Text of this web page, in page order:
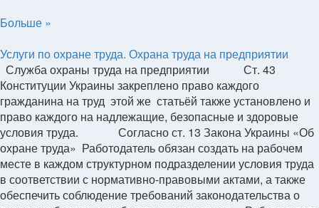
Больше »
Услуги по охране труда. Охрана труда на предприятии
Служба охраны труда на предприятии Ст. 43
Конституции Украины закреплено право каждого
гражданина на труд этой же статьёй также установлено и
право каждого на надлежащие, безопасные и здоровые
условия труда. Согласно ст. 13 Закона Украины «Об
охране труда» Работодатель обязан создать на рабочем
месте в каждом структурном подразделении условия труда
в соответствии с нормативно-правовыми актами, а также
обеспечить соблюдение требований законодательства о